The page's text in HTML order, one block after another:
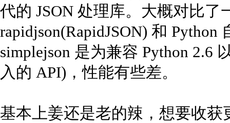
代的 JSON 处理库。大概对比了
rapidjson(RapidJSON) 和
simplejson 是为兼容 Python 2.6
入的 API)，性能有些差。
基本上姜还是老的辣，想要收